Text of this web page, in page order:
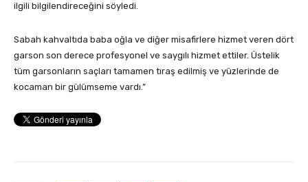
ilgili bilgilendireceğini söyledi.
Sabah kahvaltıda baba oğla ve diğer misafirlere hizmet veren dört
garson son derece profesyonel ve saygılı hizmet ettiler. Üstelik
tüm garsonların saçları tamamen tıraş edilmiş ve yüzlerinde de
kocaman bir gülümseme vardı.”